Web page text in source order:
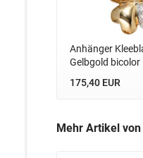
Anhänger
Gelbgold bicolor
175,40 EUR
Mehr Artikel